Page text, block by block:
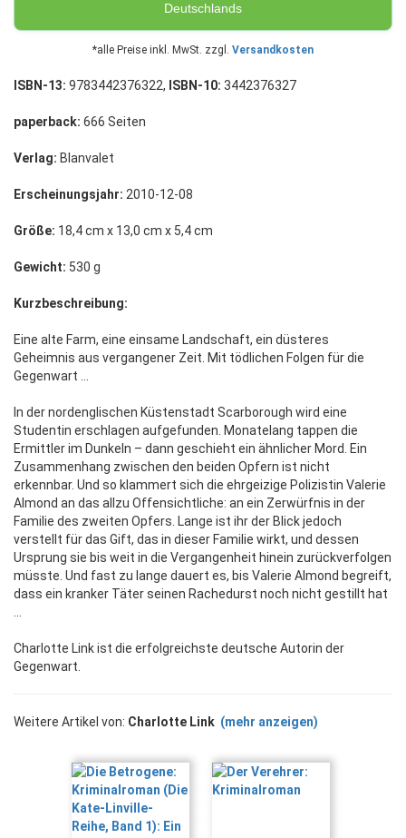
Deutschlands
*alle Preise inkl. MwSt. zzgl. Versandkosten
ISBN-13: 9783442376322, ISBN-10: 3442376327
paperback: 666 Seiten
Verlag: Blanvalet
Erscheinungsjahr: 2010-12-08
Größe: 18,4 cm x 13,0 cm x 5,4 cm
Gewicht: 530 g
Kurzbeschreibung:
Eine alte Farm, eine einsame Landschaft, ein düsteres
Geheimnis aus vergangener Zeit. Mit tödlichen Folgen für die
Gegenwart ...
In der nordenglischen Küstenstadt Scarborough wird eine
Studentin erschlagen aufgefunden. Monatelang tappen die
Ermittler im Dunkeln – dann geschieht ein ähnlicher Mord. Ein
Zusammenhang zwischen den beiden Opfern ist nicht
erkennbar. Und so klammert sich die ehrgeizige Polizistin Valerie
Almond an das allzu Offensichtliche: an ein Zerwürfnis in der
Familie des zweiten Opfers. Lange ist ihr der Blick jedoch
verstellt für das Gift, das in dieser Familie wirkt, und dessen
Ursprung sie bis weit in die Vergangenheit hinein zurückverfolgen
müsste. Und fast zu lange dauert es, bis Valerie Almond begreift,
dass ein kranker Täter seinen Rachedurst noch nicht gestillt hat
…
Charlotte Link ist die erfolgreichste deutsche Autorin der
Gegenwart.
Weitere Artikel von: Charlotte Link (mehr anzeigen)